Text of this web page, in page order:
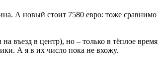
А новый стоит 7580 евро: тоже сравнимо
въезд в центр), но – только в тёплое время
А я в их число пока не вхожу.